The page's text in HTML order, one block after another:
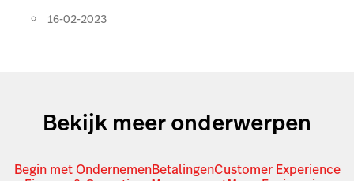
16-02-2023
Bekijk meer onderwerpen
Begin met OndernemenBetalingenCustomer Experience